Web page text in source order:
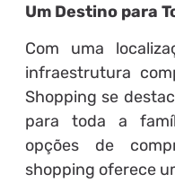
Um Destino para
Com uma
infraestrutura
Shopping se
para toda a
opções de
shopping oferece